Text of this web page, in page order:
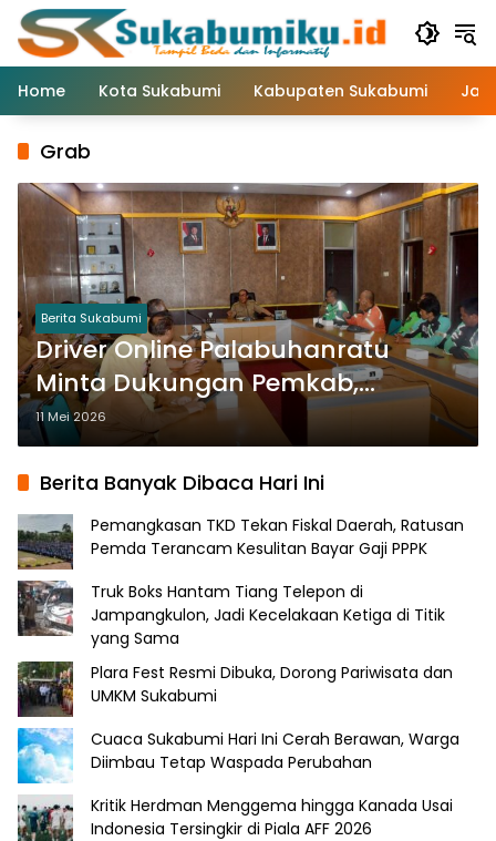
Langsung
konten
Home
Kota Sukabumi Kabupaten Sukabumi
Grab
Berita Sukabumi
Driver Online Palabuhanratu
Minta Dukungan Pemkab,
Transportasi Digital Dinilai Bisa
Dongkrak UMKM
11 Mei 2026
Berita Banyak Dibaca Hari Ini
Pemangkasan TKD Tekan Fiskal Daerah, Ratusan
Pemda Terancam Kesulitan Bayar Gaji PPPK
Truk Boks Hantam Tiang Telepon di
Jampangkulon, Jadi Kecelakaan Ketiga di Titik
yang Sama
Plara Fest Resmi Dibuka, Dorong Pariwisata dan
UMKM Sukabumi
Cuaca Sukabumi Hari Ini Cerah Berawan, Warga
Diimbau Tetap Waspada Perubahan
Kritik Herdman Menggema hingga Kanada Usai
Indonesia Tersingkir di Piala AFF 2026